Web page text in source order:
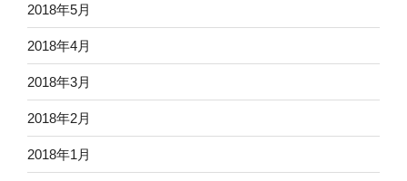
2018年5月
2018年4月
2018年3月
2018年2月
2018年1月